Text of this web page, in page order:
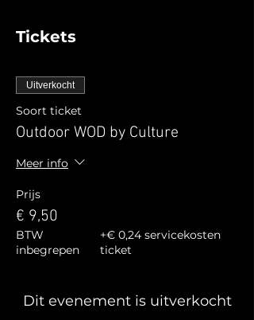
Tickets
Uitverkocht
Soort ticket
Outdoor WOD by Culture
Meer info
Prijs
€ 9,50
BTW
inbegrepen
+€ 0,24 servicekosten
ticket
Dit evenement is uitverkocht